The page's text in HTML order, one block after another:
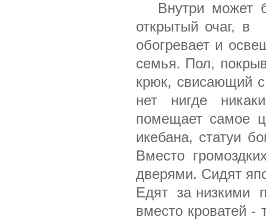
Внутри
открытый очаг, в
обогревает и
семья. Пол,
крюк, свисающий
нет нигде
помещает самое
икебана, статуи
Вместо
дверями. Сидят
Едят
за низкими
вместо кроватей